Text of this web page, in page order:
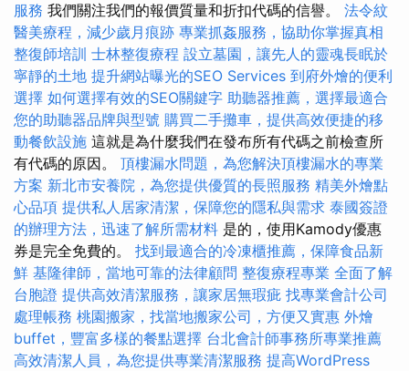
服務 我們關注我們的報價質量和折扣代碼的信譽。 法令紋
醫美療程，減少歲月痕跡 專業抓姦服務，協助你掌握真相
整復師培訓 士林整復療程 設立墓園，讓先人的靈魂長眠於
寧靜的土地 提升網站曝光的SEO Services 到府外燴的便利
選擇 如何選擇有效的SEO關鍵字 助聽器推薦，選擇最適合
您的助聽器品牌與型號 購買二手攤車，提供高效便捷的移
動餐飲設施 這就是為什麼我們在發布所有代碼之前檢查所
有代碼的原因。 頂樓漏水問題，為您解決頂樓漏水的專業
方案 新北市安養院，為您提供優質的長照服務 精美外燴點
心品項 提供私人居家清潔，保障您的隱私與需求 泰國簽證
的辦理方法，迅速了解所需材料 是的，使用Kamody優惠
券是完全免費的。 找到最適合的冷凍櫃推薦，保障食品新
鮮 基隆律師，當地可靠的法律顧問 整復療程專業 全面了解
台胞證 提供高效清潔服務，讓家居無瑕疵 找專業會計公司
處理帳務 桃園搬家，找當地搬家公司，方便又實惠 外燴
buffet，豐富多樣的餐點選擇 台北會計師事務所專業推薦
高效清潔人員，為您提供專業清潔服務 提高WordPress